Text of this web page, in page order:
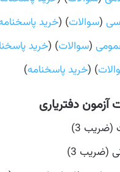
(سوالات) (خرید
(سوالات) (خرید
) (خرید پاسخنامه)
دفتریاری
3)
(ضریب 3)